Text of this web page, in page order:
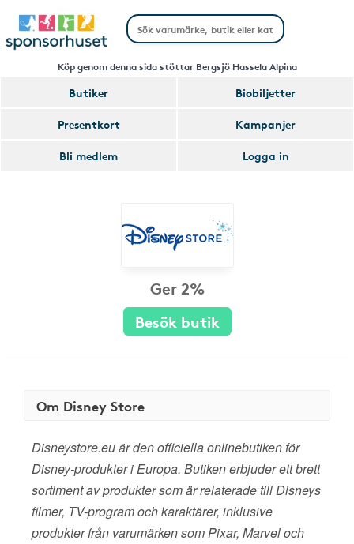
Köp genom denna sida stöttar Bergsjö Hassela Alpina
Butiker
Biobiljetter
Presentkort
Kampanjer
Bli medlem
Logga in
Ger 2%
Besök butik
Om Disney Store
Disneystore.eu är den officiella onlinebutiken för
Disney-produkter i Europa. Butiken erbjuder ett brett
sortiment av produkter som är relaterade till Disneys
filmer, TV-program och karaktärer, inklusive
produkter från varumärken som Pixar, Marvel och